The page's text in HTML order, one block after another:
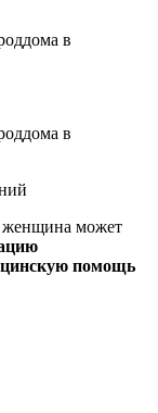
женщина может
помощь